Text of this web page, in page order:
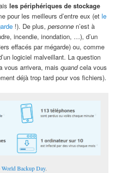
les périphériques de stockage
pour les meilleurs d’entre eux (etle
!). De plus,personne n’est à
incendie, inondation, …), d’un
effacés par mégarde) ou, comme
logiciel malveillant. La question
vous arrivera, maisquandcela vous
déjà trop tard pour vos fichiers).
World Backup Day.